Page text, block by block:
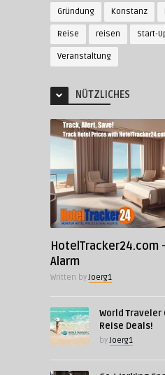
Gründung Konstanz
Reise reisen Start-
Veranstaltung
NÜTZLICHES
HotelTracker24.com
Alarm
Written byJoerg1
World
Reise Deals!
byJoerg1